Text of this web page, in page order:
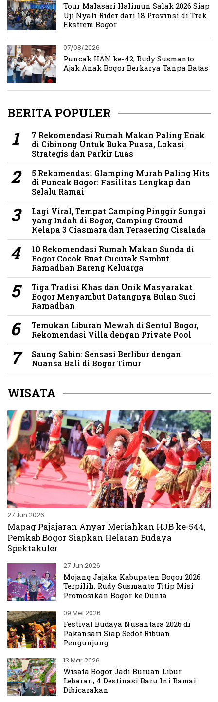
Tour Malasari Halimun Salak 2026 Siap
Uji Nyali Rider dari 18 Provinsi di Trek
Ekstrem Bogor
07/08/2026
Puncak HAN ke-42, Rudy Susmanto
Ajak Anak Bogor Berkarya Tanpa Batas
BERITA POPULER
7 Rekomendasi Rumah Makan Paling Enak
di Cibinong Untuk Buka Puasa, Lokasi
Strategis dan Parkir Luas
5 Rekomendasi Glamping Murah Paling Hits
di Puncak Bogor: Fasilitas Lengkap dan
Selalu Ramai
Lagi Viral, Tempat Camping Pinggir Sungai
yang Indah di Bogor, Camping Ground
Kelapa 3 Ciasmara dan Terasering Cisalada
10 Rekomendasi Rumah Makan Sunda di
Bogor Cocok Buat Cucurak Sambut
Ramadhan Bareng Keluarga
Tiga Tradisi Khas dan Unik Masyarakat
Bogor Menyambut Datangnya Bulan Suci
Ramadhan
Temukan Liburan Mewah di Sentul Bogor,
Rekomendasi Villa dengan Private Pool
Saung Sabin: Sensasi Berlibur dengan
Nuansa Bali di Bogor Timur
WISATA
27 Jun 2026
Mapag Pajajaran Anyar Meriahkan HJB ke-544,
Pemkab Bogor Siapkan Helaran Budaya
Spektakuler
27 Jun 2026
Mojang Jajaka Kabupaten Bogor 2026
Terpilih, Rudy Susmanto Titip Misi
Promosikan Bogor ke Dunia
09 Mei 2026
Festival Budaya Nusantara 2026 di
Pakansari Siap Sedot Ribuan
Pengunjung
13 Mar 2026
Wisata Bogor Jadi Buruan Libur
Lebaran, 4 Destinasi Baru Ini Ramai
Dibicarakan